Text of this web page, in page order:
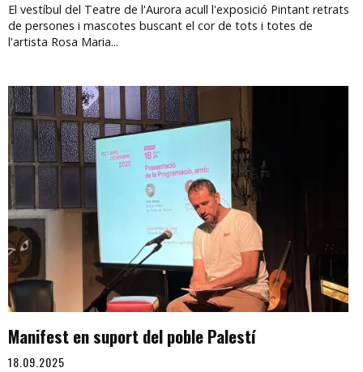
El vestíbul del Teatre de l'Aurora acull l'exposició Pintant retrats
de persones i mascotes buscant el cor de tots i totes de
l'artista Rosa Maria...
Manifest en suport del poble Palestí
18.09.2025